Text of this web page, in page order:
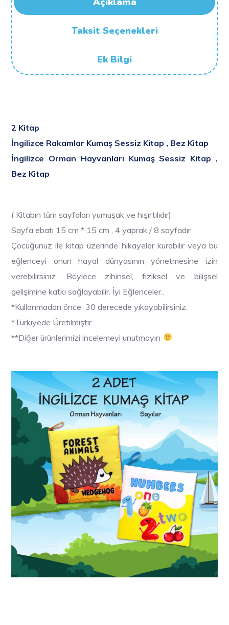
Taksit Seçenekleri
Ek Bilgi
2 Kitap
İngilizce Rakamlar Kumaş Sessiz Kitap , Bez Kitap
İngilizce Orman Hayvanları Kumaş Sessiz Kitap ,
Bez Kitap
( Kitabın tüm sayfaları yumuşak ve hışırtılıdır)
Sayfa ebatı 15 cm * 15 cm , 4 yaprak / 8 sayfadır
Çocuğunuz ile kitap üzerinde hikayeler kurabilir veya bu
eğlenceyi onun hayal dünyasının yönetmesine izin
verebilirsiniz. Böylece zihinsel, fiziksel ve bilişsel
gelişimine katkı sağlayabilir. İyi Eğlenceler..
*Kullanmadan önce 30 derecede yıkayabilirsiniz.
*Türkiyede Üretilmiştir.
**Diğer ürünlerimizi incelemeyi unutmayın